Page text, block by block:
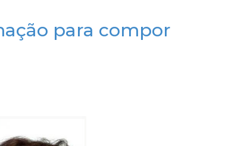
para compor